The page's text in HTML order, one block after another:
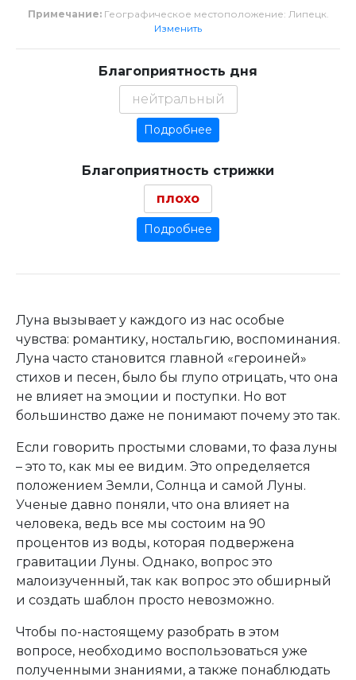
Примечание: Географическое местоположение: Липецк.
Изменить
Благоприятность дня
нейтральный
Подробнее
Благоприятность стрижки
плохо
Подробнее
Луна вызывает у каждого из нас особые
чувства: романтику, ностальгию, воспоминания.
Луна часто становится главной «героиней»
стихов и песен, было бы глупо отрицать, что она
не влияет на эмоции и поступки. Но вот
большинство даже не понимают почему это так.
Если говорить простыми словами, то фаза луны
– это то, как мы ее видим. Это определяется
положением Земли, Солнца и самой Луны.
Ученые давно поняли, что она влияет на
человека, ведь все мы состоим на 90
процентов из воды, которая подвержена
гравитации Луны. Однако, вопрос это
малоизученный, так как вопрос это обширный
и создать шаблон просто невозможно.
Чтобы по-настоящему разобрать в этом
вопросе, необходимо воспользоваться уже
полученными знаниями, а также понаблюдать